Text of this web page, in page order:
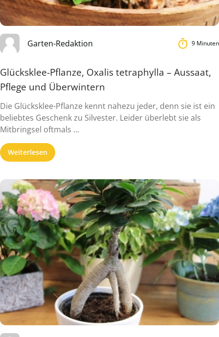
Garten-Redaktion 9 Minuten
Glücksklee-Pflanze, Oxalis tetraphylla – Aussaat,
Pflege und Überwintern
Die Glücksklee-Pflanze kennt nahezu jeder, denn sie ist ein
beliebtes Geschenk zu Silvester. Leider überlebt sie als
Mitbringsel oftmals ...
Weiterlesen